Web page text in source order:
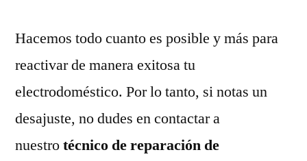
Hacemos todo cuanto es posible y más para
reactivar de manera exitosa tu
electrodoméstico. Por lo tanto, si notas un
desajuste, no dudes en contactar a
nuestrotécnico de reparación de